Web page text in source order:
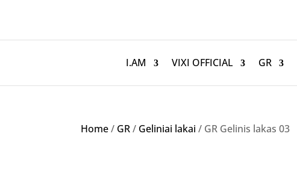
I.AM VIXI OFFICIAL GR
Home/ GR/ Geliniai lakai / GR Gelinis lakas 03